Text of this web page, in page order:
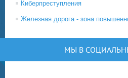
Киберпреступления
Железная дорога - зона
МЫ В